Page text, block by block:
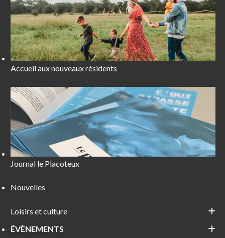
Accueil aux nouveaux résidents
Journal le Placoteux
Nouvelles
Loisirs et culture
ÉVÈNEMENTS